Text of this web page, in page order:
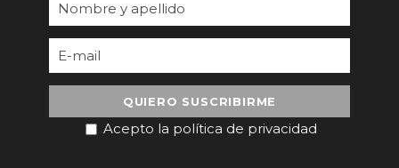
Acepto la política de privacidad